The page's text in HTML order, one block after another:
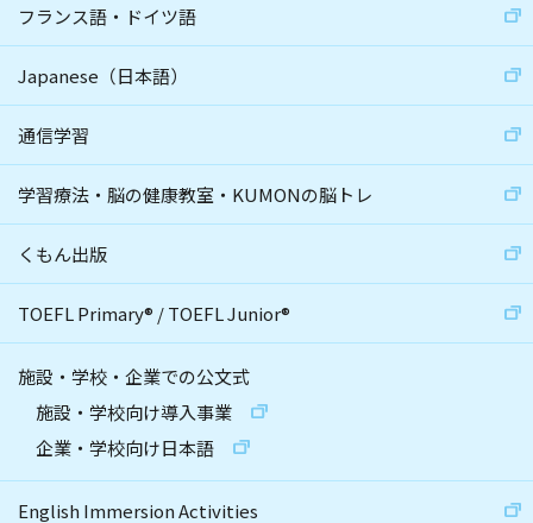
フランス語・ドイツ語
Japanese（日本語）
通信学習
学習療法・脳の健康教室・KUMONの脳トレ
くもん出版
TOEFL Primary® /TOEFL Junior®
施設・学校・企業での公文式
施設・学校向け導入事業
企業・学校向け日本語
English Immersion Activities